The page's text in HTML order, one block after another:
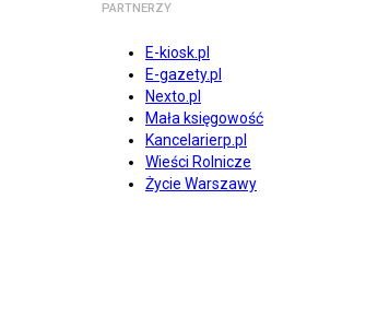
PARTNERZY
E-kiosk.pl
E-gazety.pl
Nexto.pl
Mała księgowość
Kancelarierp.pl
Wieści Rolnicze
Życie Warszawy